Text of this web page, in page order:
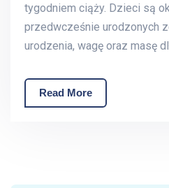
tygodniem ciąży. Dzieci są
przedwcześnie urodzonych
urodzenia, wagę oraz masę
Read More